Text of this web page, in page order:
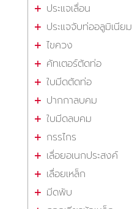
ประแจเลื่อน
ประแจจับท่ออลูมิเนียม
ไขควง
คัทเตอร์ตัดท่อ
ใบมีดตัดท่อ
ปากกาลบคม
ใบมีดลบคม
กรรไกร
เลื่อยอเนกประสงค์
เลื่อยเหล็ก
มีดพับ